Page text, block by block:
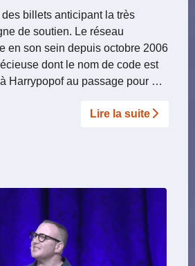
billets anticipant la très
de soutien. Le réseau
en son sein depuis octobre 2006
dont le nom de code est
Harrypopof au passage pour …
Lire la suite­­